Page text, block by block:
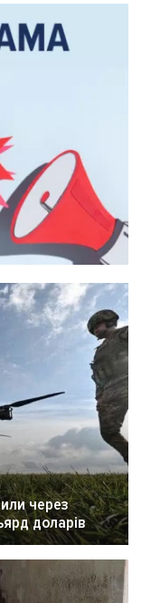
через
доларів